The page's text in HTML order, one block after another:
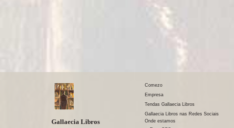
Gallaecia Libros
Comezo
Empresa
Tendas Gallaecia Libros
Gallaecia Libros nas Redes Sociais
Onde estamos